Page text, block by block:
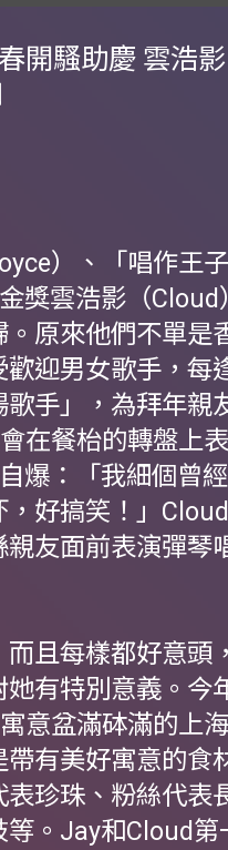
開騷助慶 雲浩
）、「唱作王
獎雲浩影（
原來他們不單是
迎男女歌手，每
手」，為拜年親
在餐枱的轉盤上
爆：「我細個曾
好搞笑！」
友面前表演彈琴
且每樣都好意頭
有特別意義。今
意盆滿砵滿的上
有美好寓意的食
珍珠、粉絲代表
。Jay和Cloud第